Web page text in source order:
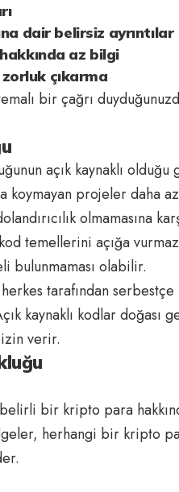
dair belirsiz ayrıntılar
az bilgi
çıkarma
bir çağrı
açık kaynaklı olduğu
koymayan projeler daha
olmamasına
temellerini açığa
bulunmaması olabilir.
tarafından serbestçe
kaynaklı kodlar doğası
verir.
bir kripto para
herhangi bir kripto